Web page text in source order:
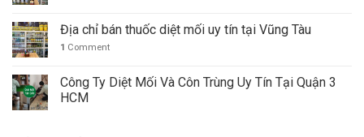
Địa chỉ bán thuốc diệt mối uy tín tại Vũng Tàu
1 Comment
Công Ty Diệt Mối Và Côn Trùng Uy Tín Tại Quận 3
HCM